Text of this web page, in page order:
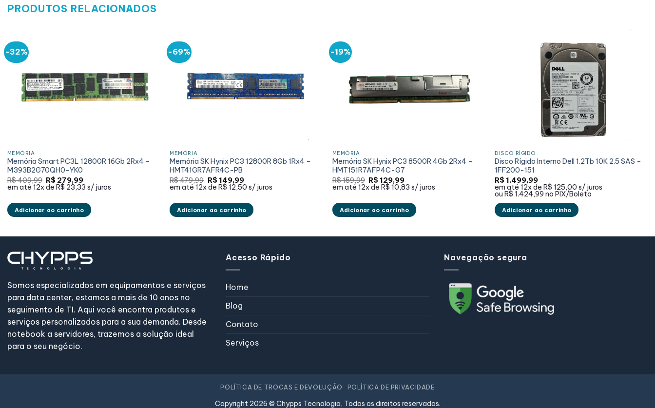
PRODUTOS RELACIONADOS
-32%
MEMÓRIA
Memória Smart PC3L 12800R 16Gb 2Rx4 –
M393B2G70QH0-YK0
R$409,99 O
preço
R$ 409,99.
R$ 279,99O
preço
atual
R$ 279,99.
em até 12x de R$ 23,33 s/ juros
Adicionar ao carrinho
-69%
MEMÓRIA
Memória SK Hynix PC3 12800R 8Gb 1Rx4 –
HMT41GR7AFR4C-PB
R$479,99 O
preço
R$ 479,99.
R$ 149,99O
preço
atual
R$ 149,99.
em até12x de R$ 12,50 s/ juros
Adicionar ao carrinho
-19%
MEMÓRIA
Memória SK Hynix PC3 8500R 4Gb 2Rx4 –
HMT151R7AFP4C-G7
R$159,99 O
preço
R$ 159,99.
R$ 129,99O
preço
atual
R$ 129,99.
em até 12x de R$ 10,83 s/ juros
Adicionar ao carrinho
DISCO RÍGIDO
Disco Rígido Interno Dell 1.2Tb 10K 2.5 SAS –
1FF200-151
R$ 1.499,99
em até12x de R$ 125,00 s/ juros
ouR$ 1.424,99no PIX/Boleto
Adicionar ao carrinho
Somos especializados em equipamentos e serviços
para data center, estamos a mais de 10 anos no
seguimento de TI. Aqui você encontra produtos e
serviços personalizados para a sua demanda. Desde
notebook a servidores, trazemos a solução ideal
para o seu negócio.
Acesso Rápido
Home
Blog
Contato
Serviços
Navegação segura
POLÍTICA DE TROCAS E DEVOLUÇÃO POLÍTICA DE PRIVACIDADE
Copyright 2026 © Chypps Tecnologia, Todos os direitos reservados.